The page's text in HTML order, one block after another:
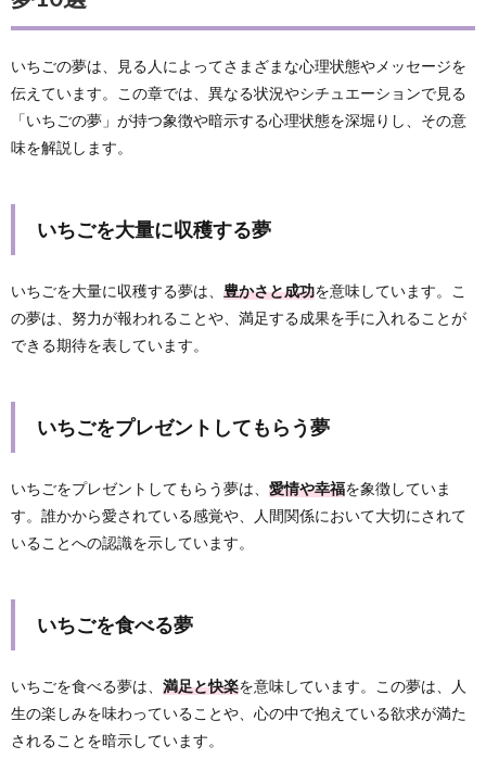
いちごの夢は、見る人によってさまざまな心理状態やメッセージを
伝えています。この章では、異なる状況やシチュエーションで見る
「いちごの夢」が持つ象徴や暗示する心理状態を深堀りし、その意
味を解説します。
いちごを大量に収穫する夢
いちごを大量に収穫する夢は、 豊かさと成功を意味しています。こ
の夢は、努力が報われることや、満足する成果を手に入れることが
できる期待を表しています。
いちごをプレゼントしてもらう夢
いちごをプレゼントしてもらう夢は、 愛情や幸福を象徴していま
す。誰かから愛されている感覚や、人間関係において大切にされて
いることへの認識を示しています。
いちごを食べる夢
いちごを食べる夢は、 満足と快楽を意味しています。この夢は、人
生の楽しみを味わっていることや、心の中で抱えている欲求が満た
されることを暗示しています。